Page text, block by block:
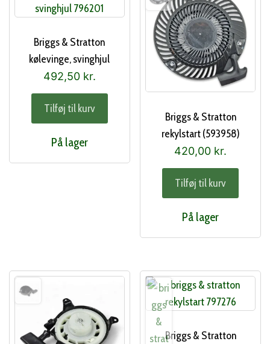
Briggs & Stratton
kølevinge, svinghjul
(796201)
492,50 kr.
Tilføj til kurv
På lager
Briggs & Stratton
rekylstart (593958)
420,00 kr.
Tilføj til kurv
På lager
Briggs & Stratton